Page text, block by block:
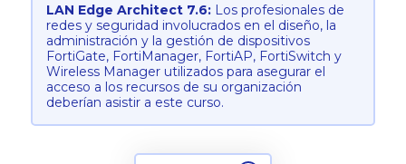
LAN Edge Architect 7.6: Los profesionales de
redes y seguridad involucrados en el diseño, la
administración y la gestión de dispositivos
FortiGate, FortiManager, FortiAP, FortiSwitch y
Wireless Manager utilizados para asegurar el
acceso a los recursos de su organización
deberían asistir a este curso.